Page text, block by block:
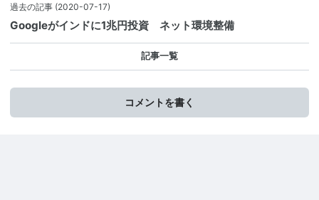
過去の記事 (2020-07-17)
Googleがインドに1兆円投資 ネット環境整備
記事一覧
コメントを書く